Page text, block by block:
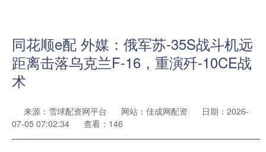
同花顺e配 外媒：俄军苏-35S战斗机远
距离击落乌克兰F-16，重演歼-10CE战
术
来源：雪球配资网平台 网站：佳成网配资
日期：2026-
07-05 07:02:34
查看：146